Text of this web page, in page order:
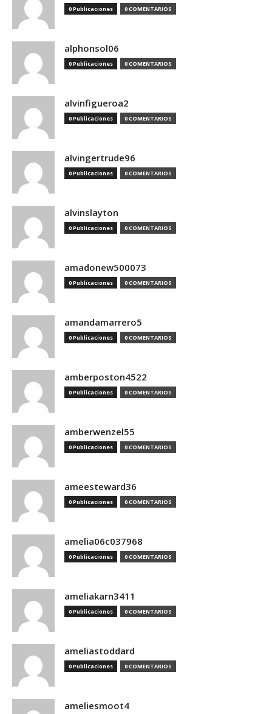
0 Publicaciones 0 COMENTARIOS
alphonsol06
0 Publicaciones 0 COMENTARIOS
alvinfigueroa2
0 Publicaciones 0 COMENTARIOS
alvingertrude96
0 Publicaciones 0 COMENTARIOS
alvinslayton
0 Publicaciones 0 COMENTARIOS
amadonew500073
0 Publicaciones 0 COMENTARIOS
amandamarrero5
0 Publicaciones 0 COMENTARIOS
amberposton4522
0 Publicaciones 0 COMENTARIOS
amberwenzel55
0 Publicaciones 0 COMENTARIOS
ameesteward36
0 Publicaciones 0 COMENTARIOS
amelia06c037968
0 Publicaciones 0 COMENTARIOS
ameliakarn3411
0 Publicaciones 0 COMENTARIOS
ameliastoddard
0 Publicaciones 0 COMENTARIOS
ameliesmoot4